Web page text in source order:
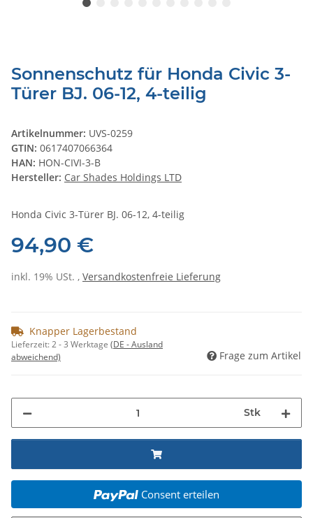
Sonnenschutz für Honda Civic 3-
Türer BJ. 06-12, 4-teilig
Artikelnummer: UVS-0259
GTIN: 0617407066364
HAN: HON-CIVI-3-B
Hersteller: Car Shades Holdings LTD
Honda Civic 3-Türer BJ. 06-12, 4-teilig
94,90 €
inkl. 19% USt. , Versandkostenfreie Lieferung
Knapper Lagerbestand
Lieferzeit:2 - 3 Werktage (DE - Ausland
abweichend)
Frage zum Artikel
Stk
Consent erteilen